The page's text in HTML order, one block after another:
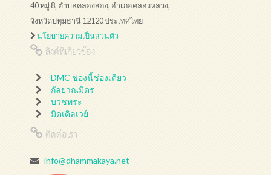
40 หมู่ 8, ตำบลคลองสอง, อำเภอคลองหลวง,
จังหวัดปทุมธานี 12120 ประเทศไทย
นโยบายความเป็นส่วนตัว
ลิงค์ที่เกี่ยวข้อง
DMC ช่องนี้ช่องเดียว
กัลยาณมิตร
บวชพระ
มิดเดิลเวย์
ติดต่อเรา
info@dhammakaya.net